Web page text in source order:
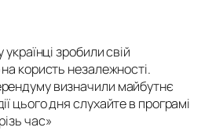
українці зробили свій
користь незалежності.
визначили майбутнє
цього дня слухайте в програмі
час»